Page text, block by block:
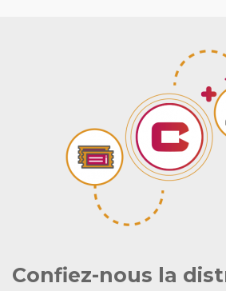
Confiez-nous la